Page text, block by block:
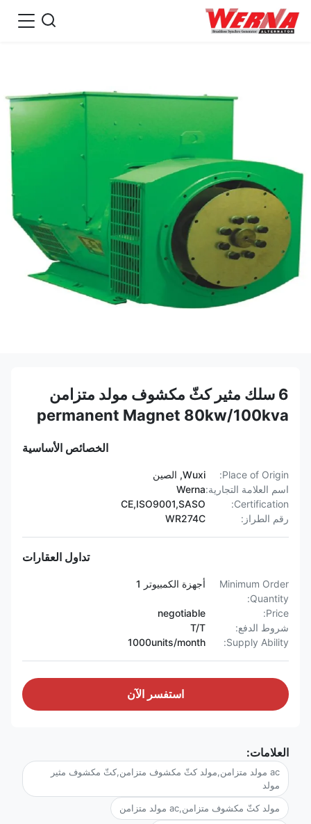
6 سلك مثير كثّ مكشوف مولد متزامن
permanent Magnet 80kw/100kva
الخصائص الأساسية
Place of Origin:
Wuxi, الصين
اسم العلامة التجارية:Werna
Certification:
CE,ISO9001,SASO
رقم الطراز:
WR274C
تداول العقارات
Minimum Order
Quantity:
أجهزة الكمبيوتر 1
Price:
negotiable
شروط الدفع:
T/T
Supply Ability:
1000units/month
استفسر الآن
العلامات:
ac مولد متزامن,مولد كثّ مكشوف متزامن,كثّ مكشوف مثير
مولد
مولد كثّ مكشوف متزامن,ac مولد متزامن